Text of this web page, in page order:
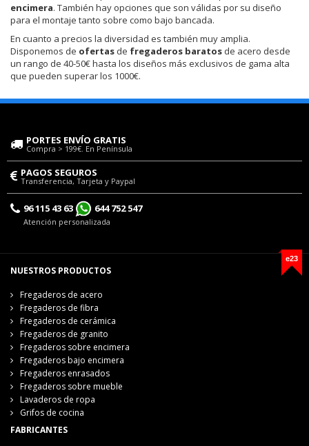
encimera. También hay opciones que son válidas por su diseño
para el montaje tanto sobre como bajo bancada.
En cuanto a precios la diversidad es también muy amplia.
Disponemos de ofertas de fregaderos baratos de acero desde
un rango de 40-50€ hasta los diseños más exclusivos de gama alta
que pueden superar los 1000€.
PORTES ENVÍO GRATIS
Compra > 199€. En Península
PAGOS SEGUROS
Transferencia, Tarjeta y Paypal
96 115 43 63 644 752 547
Atención personalizada
e23
NUESTROS PRODUCTOS
Fregaderos de acero
Fregaderos de fibra
Fregaderos de cerámica
Fregaderos de granito
Fregaderos sobre encimera
Fregaderos bajo encimera
Fregaderos enrasados
Fregaderos sobre mueble
Lavaderos de ropa
Grifos de cocina
FABRICANTES